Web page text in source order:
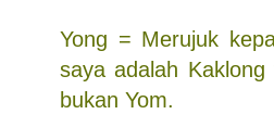
Yong = Merujuk
saya adalah
bukan Yom.